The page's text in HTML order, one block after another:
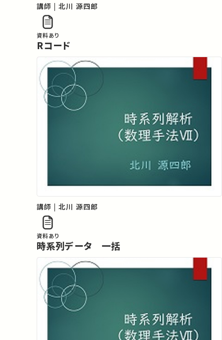
講師 | 北川 源四郎
資料あり
Rコード
講師 | 北川 源四郎
資料あり
時系列データ 一括